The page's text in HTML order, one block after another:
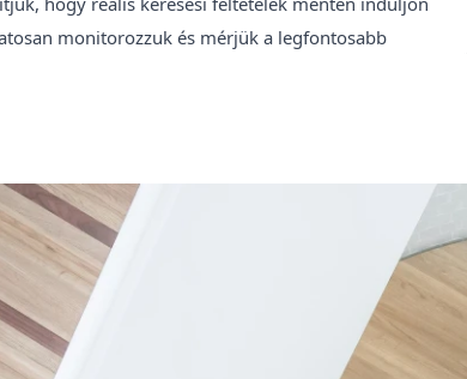
monitorozzuk és mérjük a legfontosabb